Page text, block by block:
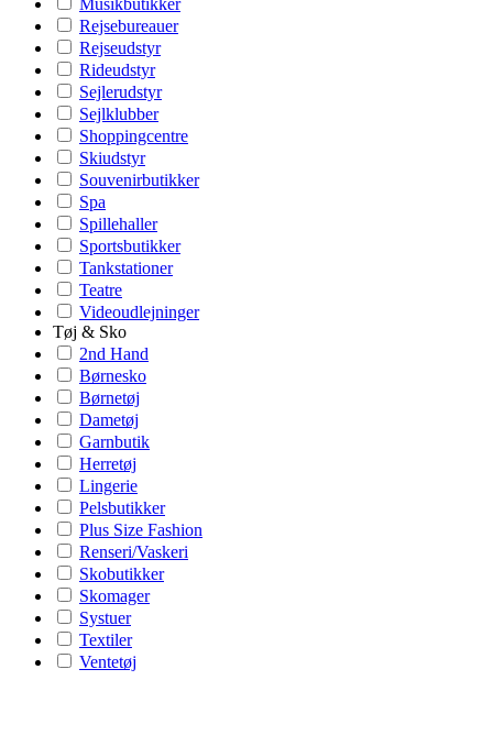
Musikbutikker
Rejsebureauer
Rejseudstyr
Rideudstyr
Sejlerudstyr
Sejlklubber
Shoppingcentre
Skiudstyr
Souvenirbutikker
Spa
Spillehaller
Sportsbutikker
Tankstationer
Teatre
Videoudlejninger
Tøj & Sko
2nd Hand
Børnesko
Børnetøj
Dametøj
Garnbutik
Herretøj
Lingerie
Pelsbutikker
Plus Size Fashion
Renseri/Vaskeri
Skobutikker
Skomager
Systuer
Textiler
Ventetøj